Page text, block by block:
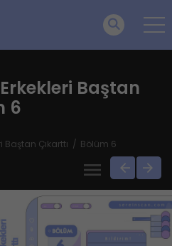
Baştan
6
Baştan Çıkarttı Bölüm 6